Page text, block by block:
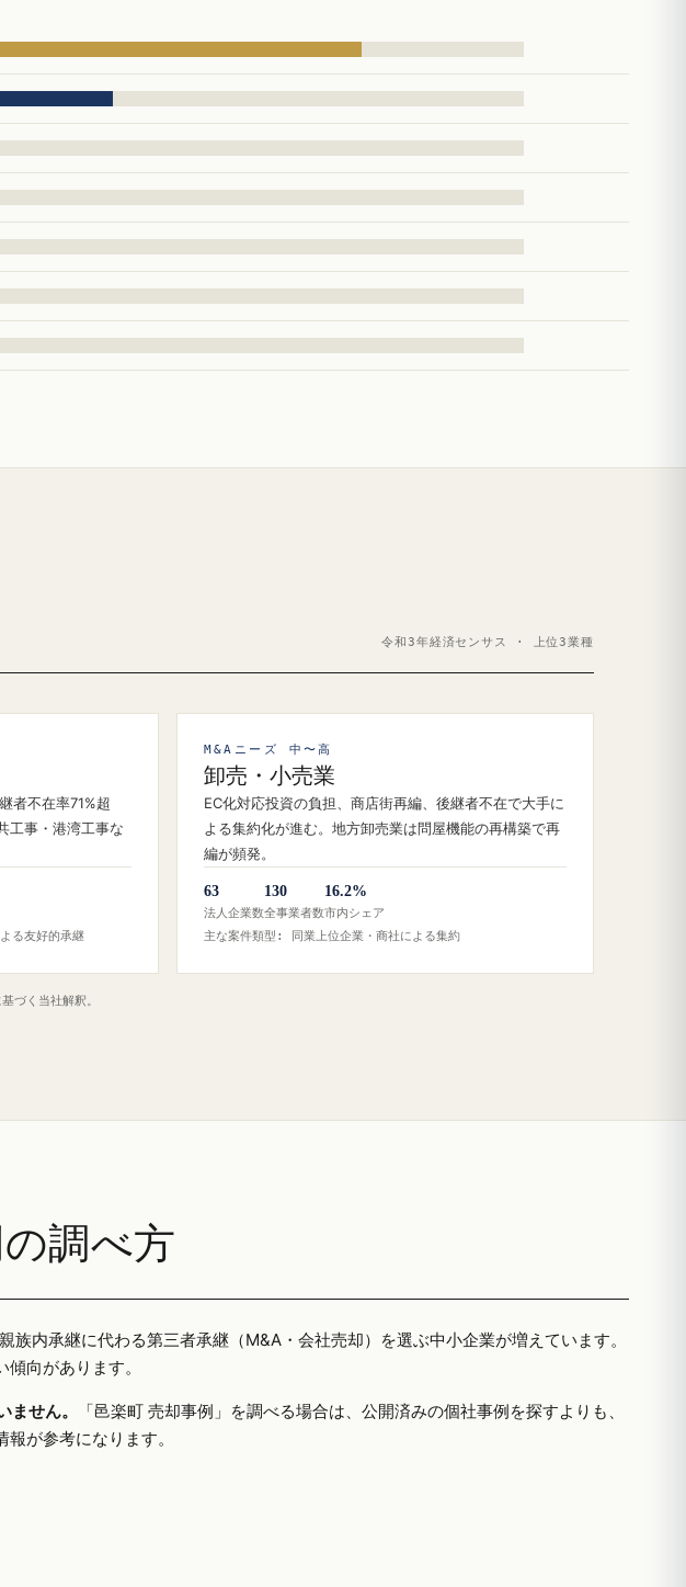
令和3年経済センサス · 上位3業種
者不在率71%超
工事・港湾工事な
る友好的承継
M&Aニーズ 中〜高
卸売・小売業
EC化対応投資の負担、商店街再編、後継者不在で大手に
よる集約化が進む。地方卸売業は問屋機能の再構築で再
編が頻発。
63
法人企業数
130
全事業者数
16.2%
市内シェア
主な案件類型: 同業上位企業・商社による集約
づく当社解釈。
調べ方
内承継に代わる第三者承継（M&A・会社売却）を選ぶ中小企業が増えています。
向があります。
せん。
「邑楽町 売却事例」を調べる場合は、公開済みの個社事例を探すよりも、
が参考になります。